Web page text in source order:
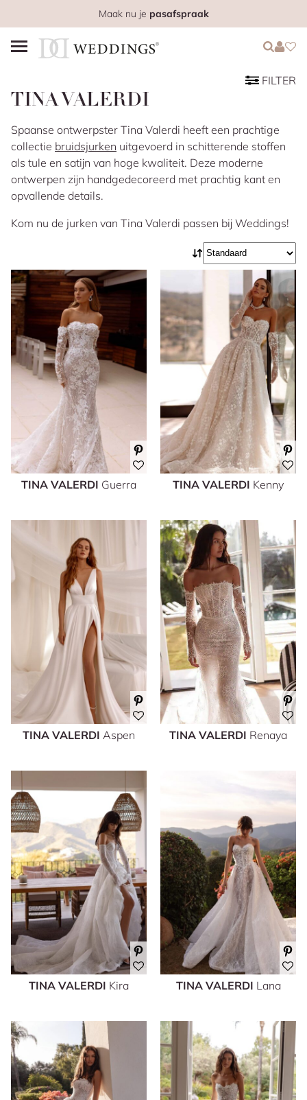
Maak nu je pasafspraak
Login
Login
TINA VALERDI
FILTER
Spaanse ontwerpster Tina Valerdi heeft een prachtige
collectie bruidsjurken uitgevoerd in schitterende stoffen
als tule en satijn van hoge kwaliteit. Deze moderne
ontwerpen zijn handgedecoreerd met prachtig kant en
opvallende details.
Kom nu de jurken van Tina Valerdi passen bij Weddings!
TINA VALERDI Guerra TINA VALERDI Kenny
TINA VALERDI Aspen TINA VALERDI Renaya
TINA VALERDI Kira TINA VALERDI Lana